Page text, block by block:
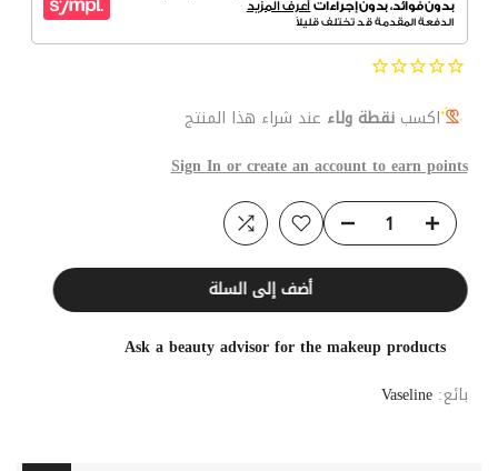
اكسبنقطة ولاء عند شراء هذا المنتج
Sign In or create an account to earn points
أضف إلى السلة
Ask a beauty advisor for the makeup products
بائع:Vaseline